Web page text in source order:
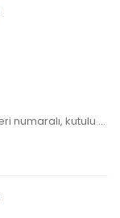
100-105-110-115-120-125-130 cm mevcuttur. Seri numaralı, kutulu ve sertifikalı olarak gönderilecektir.